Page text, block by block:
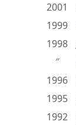
2001
1999
1998
″
1996
1995
1992